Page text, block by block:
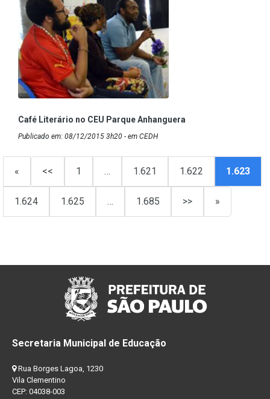
Café Literário no CEU Parque Anhanguera
Publicado em: 08/12/2015 3h20 - em CEDH
« << 1 … 1.621 1.622 1.623
1.624 1.625 … 1.685 >> »
Secretaria Municipal de Educação
Rua Borges Lagoa, 1230
Vila Clementino
CEP: 04038-003